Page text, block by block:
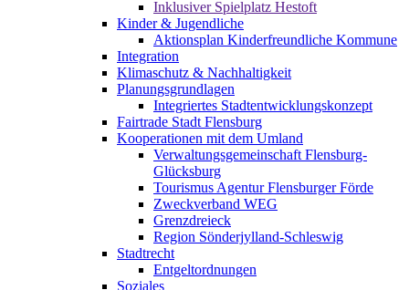
Inklusiver Spielplatz Hestoft
Kinder & Jugendliche
Aktionsplan Kinderfreundliche Kommune
Integration
Klimaschutz & Nachhaltigkeit
Planungsgrundlagen
Integriertes Stadtentwicklungskonzept
Fairtrade Stadt Flensburg
Kooperationen mit dem Umland
Verwaltungsgemeinschaft Flensburg-
Glücksburg
Tourismus Agentur Flensburger Förde
Zweckverband WEG
Grenzdreieck
Region Sönderjylland-Schleswig
Stadtrecht
Entgeltordnungen
Soziales